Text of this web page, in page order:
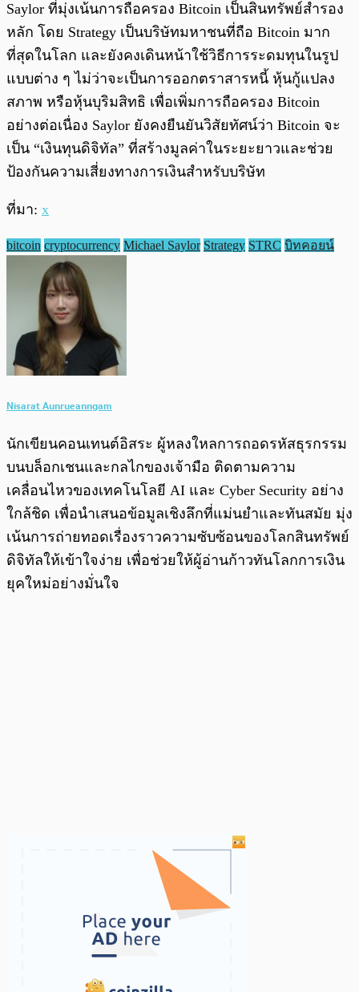
Saylor ที่มุ่งเน้นการถือครอง Bitcoin เป็นสินทรัพย์สำรอง
หลัก โดย Strategy เป็นบริษัทมหาชนที่ถือ Bitcoin มาก
ที่สุดในโลก และยังคงเดินหน้าใช้วิธีการระดมทุนในรูป
แบบต่าง ๆ ไม่ว่าจะเป็นการออกตราสารหนี้ หุ้นกู้แปลง
สภาพ หรือหุ้นบุริมสิทธิ เพื่อเพิ่มการถือครอง Bitcoin
อย่างต่อเนื่อง Saylor ยังคงยืนยันวิสัยทัศน์ว่า Bitcoin จะ
เป็น “เงินทุนดิจิทัล” ที่สร้างมูลค่าในระยะยาวและช่วย
ป้องกันความเสี่ยงทางการเงินสำหรับบริษัท
ที่มา: x
bitcoin cryptocurrency Michael Saylor Strategy STRC บิทคอยน์
Nisarat Aunrueanngam
นักเขียนคอนเทนต์อิสระ ผู้หลงใหลการถอดรหัสธุรกรรม
บนบล็อกเชนและกลไกของเจ้ามือ ติดตามความ
เคลื่อนไหวของเทคโนโลยี AI และ Cyber Security อย่าง
ใกล้ชิด เพื่อนำเสนอข้อมูลเชิงลึกที่แม่นยำและทันสมัย มุ่ง
เน้นการถ่ายทอดเรื่องราวความซับซ้อนของโลกสินทรัพย์
ดิจิทัลให้เข้าใจง่าย เพื่อช่วยให้ผู้อ่านก้าวทันโลกการเงิน
ยุคใหม่อย่างมั่นใจ